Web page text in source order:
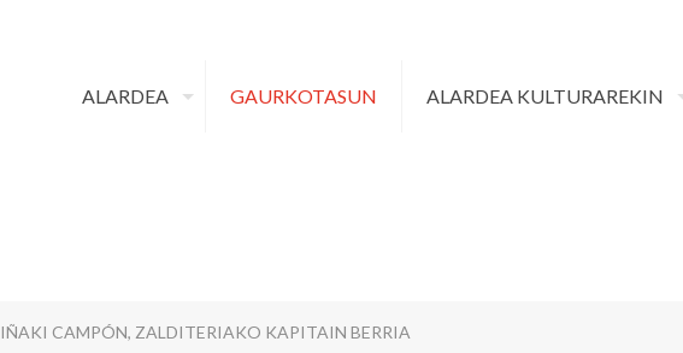
ALARDEA GAURKOTASUN ALARDEA KULTURAREKIN
IÑAKI CAMPÓN, ZALDITERIAKO KAPITAIN BERRIA